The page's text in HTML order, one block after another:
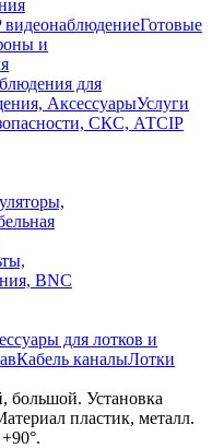
видеонаблюдениеГотовые
и
для
АксессуарыУслуги
СКС, АТСIP
BNC
для лотков и
Кабель каналыЛотки
большой. Установка
пластик, металл.